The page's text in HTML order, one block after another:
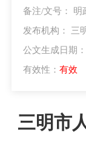
备注/文号： 明
发布机构： 三
公文生成日期
有效性： 有效
三明市